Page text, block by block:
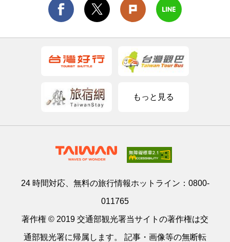
もっと見る
24 時間対応、無料の旅行情報ホットライン： 0800-
011765
著作権 © 2019 交通部観光署当サイトの著作権は交
通部観光署に帰属します。 記事・画像等の無断転